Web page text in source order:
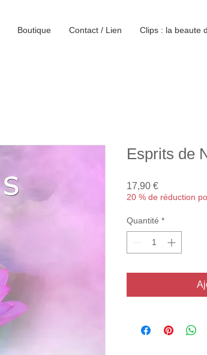
Boutique Contact / Lien Clips : la beaute
Esprits de
17,90 €Prix
20 % de réduction
Quantité *